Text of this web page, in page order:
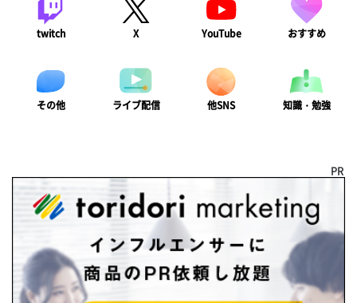
twitch X YouTube おすすめ
その他 ライブ配信 他SNS 知識・勉強
PR